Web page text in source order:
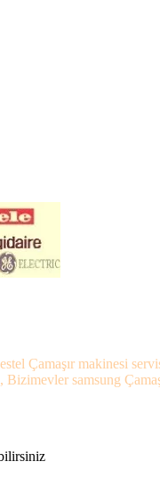
Çamaşır makinesi
samsung